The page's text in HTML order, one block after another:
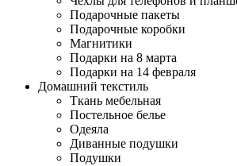
Подарочные пакеты
Подарочные коробки
Магнитики
Подарки на 8 марта
Подарки на 14 февраля
Домашний текстиль
Ткань мебельная
Постельное белье
Одеяла
Диванные подушки
Подушки